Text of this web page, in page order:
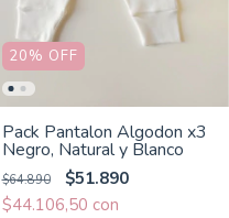
20% OFF
Pack Pantalon Algodon x3
Negro, Natural y Blanco
$64.890
$51.890
$44.106,50 con